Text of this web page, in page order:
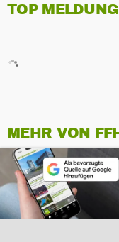
TOP
MEHR VON